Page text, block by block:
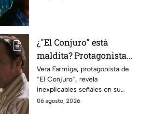
¿"El Conjuro” está
maldita? Protagonista
revela INQUIETANTES
señales en su cuerpo
durante la grabación de
la película
Vera Farmiga, protagonista de
“El Conjuro”, revela
inexplicables señales en su
cuerpo durante el rodaje de la
06 agosto, 2026